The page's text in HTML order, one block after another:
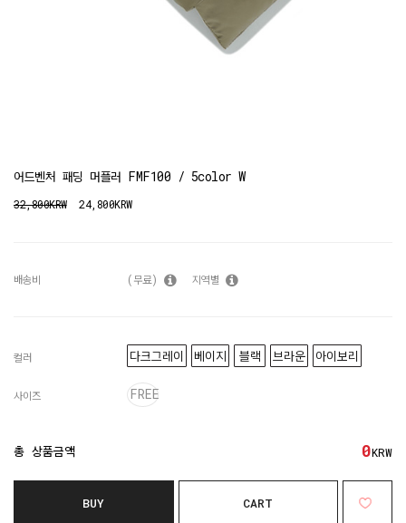
어드벤처 패딩 머플러 FMF100 / 5color W
32,800KRW 24,800KRW
배송비 (무료) 지역별
컬러 다크그레이 베이지 블랙 브라운 아이보리
사이즈 FREE
총 상품금액 0KRW
BUY CART